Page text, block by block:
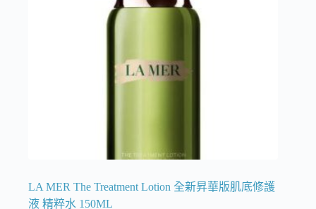
LA MER The Treatment Lotion 全新昇華版肌底修護
液 精粹水 150ML